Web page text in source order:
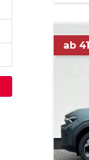
ab